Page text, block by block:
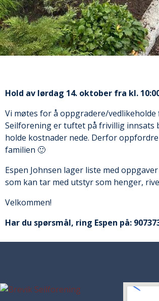
Hold av lørdag 14. oktober fra kl.
Vi møtes for å oppgradere/
Seilforening er tuftet på frivillig
holde kostnader nede. Derfor
familien 🙂
Espen Johnsen lager liste med
som kan tar med utstyr som henger,
Velkommen!
Har du spørsmål, ring Espen på: